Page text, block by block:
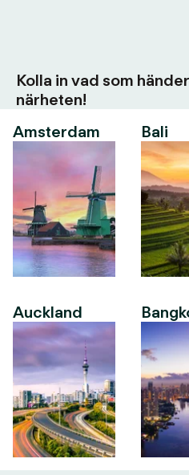
Kolla in vad som
närheten!
Amsterdam
Auckland
Bali